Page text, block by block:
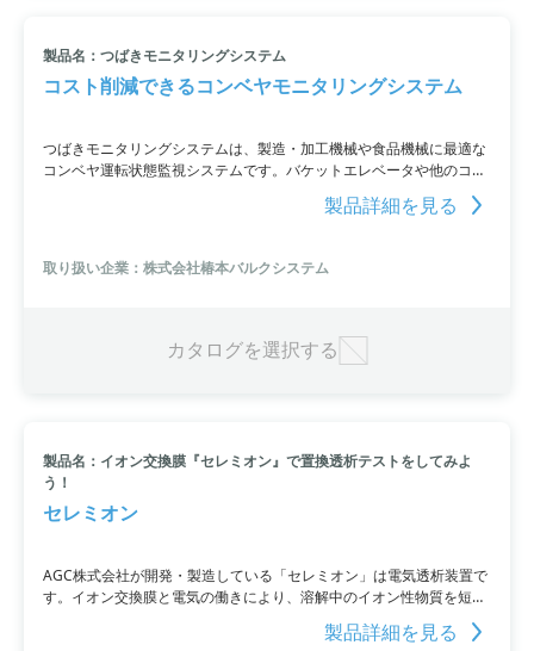
製品名：つばきモニタリングシステム
コスト削減できるコンベヤモニタリングシステム
つばきモニタリングシステムは、製造・加工機械や食品機械に最適な
コンベヤ運転状態監視システムです。バケットエレベータや他のコン
ベヤの運転監視をサポートし、専用プログラムが組み込まれた市販モ
ニターで操作が可能。近接センサーやタッチスイッチ、温度センサー
出力が可能です。設備コストの大幅な削減を実現します。
製品詳細を見る
取り扱い企業：株式会社椿本バルクシステム
カタログを選択する
製品名：イオン交換膜『セレミオン』で置換透析テストをしてみよ
う！
セレミオン
AGC株式会社が開発・製造している「セレミオン」は電気透析装置で
す。イオン交換膜と電気の働きにより、溶解中のイオン性物質を短時
間で分離し、脱塩、濃縮、回収、分別することが可能。イオン置換に
よる実施例として、リン酸ナトリウム溶液やアミノ酸中和塩水溶液の
製品詳細を見る